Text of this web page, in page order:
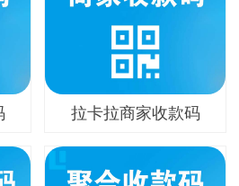
拉卡拉商家收款码